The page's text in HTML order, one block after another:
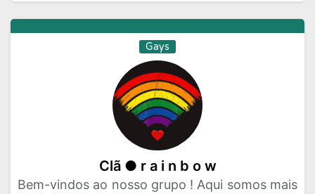
Gays
Clã ● r a i n b o w
Bem-vindos ao nosso grupo ! Aqui somos mais